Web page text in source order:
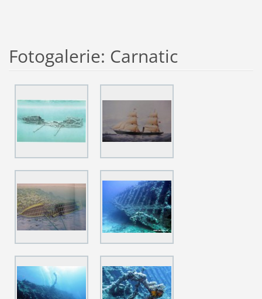
Fotogalerie: Carnatic